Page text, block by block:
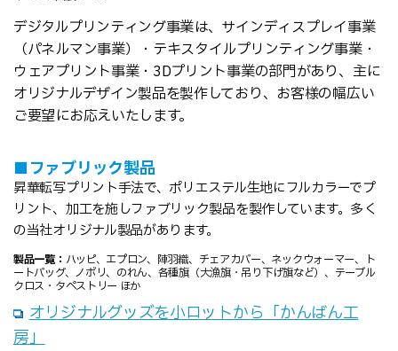
デジタルプリンティング事業は、サインディスプレイ事業
（パネルマン事業）・テキスタイルプリンティング事業・
ウェアプリント事業・3Dプリント事業の部門があり、主に
オリジナルデザイン製品を製作しており、お客様の幅広い
ご要望にお応えいたします。
■ファブリック製品
昇華転写プリント手法で、ポリエステル生地にフルカラーでプ
リント、加工を施しファブリック製品を製作しています。多く
の当社オリジナル製品があります。
製品一覧： ハッピ、エプロン、陣羽織、チェアカバー、ネックウォーマー、ト
ートバッグ、ノボリ、のれん、各種旗（大漁旗・吊り下げ旗など）、テーブル
クロス・タペストリー ほか
オリジナルグッズを小ロットから「かんばん工
房」